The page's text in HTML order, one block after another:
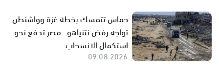
حماس تتمسك بخطة غزة وواشنطن
تواجه رفض نتنياهو.. مصر تدفع نحو
استكمال الانسحاب
09.08.2026